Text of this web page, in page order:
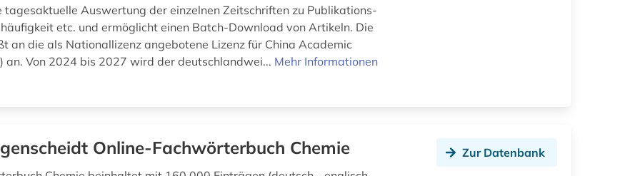
tagesaktuelle Auswertung der einzelnen Zeitschriften zu Publikations-
etc. und ermöglicht einen Batch-Download von Artikeln. Die
an die als Nationallizenz angebotene Lizenz für China Academic
an. Von 2024 bis 2027 wird der deutschlandwei... Mehr Informationen
Online-Fachwörterbuch Chemie Zur Datenbank